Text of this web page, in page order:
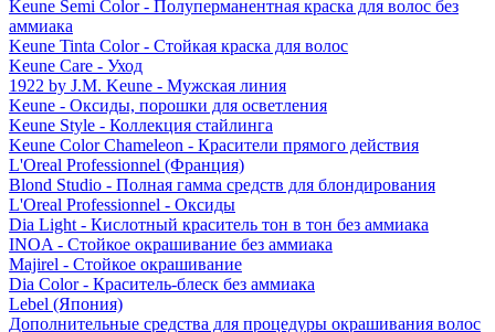
Keune Semi Color - Полуперманентная краска для волос без
аммиака
Keune Tinta Color - Стойкая краска для волос
Keune Care - Уход
1922 by J.M. Keune - Мужская линия
Keune - Оксиды, порошки для осветления
Keune Style - Коллекция стайлинга
Keune Color Chameleon - Красители прямого действия
L'Oreal Professionnel (Франция)
Blond Studio - Полная гамма средств для блондирования
L'Oreal Professionnel - Оксиды
Dia Light - Кислотный краситель тон в тон без аммиака
INOA - Стойкое окрашивание без аммиака
Majirel - Стойкое окрашивание
Dia Color - Краситель-блеск без аммиака
Lebel (Япония)
Дополнительные средства для процедуры окрашивания волос